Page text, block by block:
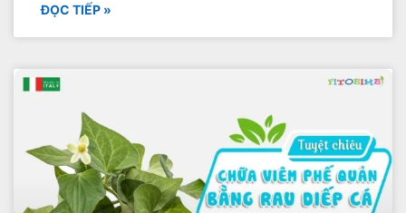
ĐỌC TIẾP »